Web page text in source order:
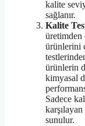
kalite
sağlanır.
Kalite
üretimden
ürünlerini
ürünlerin
kimyasal
Sadece
sunulur.